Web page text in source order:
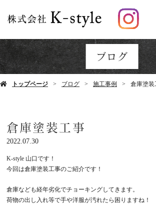
ブログ
トップページ ブログ 施工事例 倉庫塗装
倉庫塗装工事
2022.07.30
K-style 山口です！
今回は倉庫塗装工事のご紹介です！
倉庫なども経年劣化でチョーキングしてきます。
荷物の出し入れ等で手や洋服が汚れたら困りますね！